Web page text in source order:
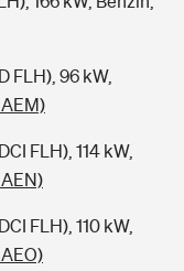
FLH), 96 kW,
FLH), 114 kW,
FLH), 110 kW,